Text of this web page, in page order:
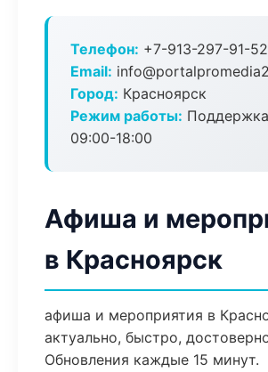
Телефон: +7-913-297-91-52
Email:
Город: Красноярск
Режим работы:
09:00-18:00
Афиша и
в Красноярск
афиша и мероприятия в
актуально, быстро,
Обновления каждые 15 минут.